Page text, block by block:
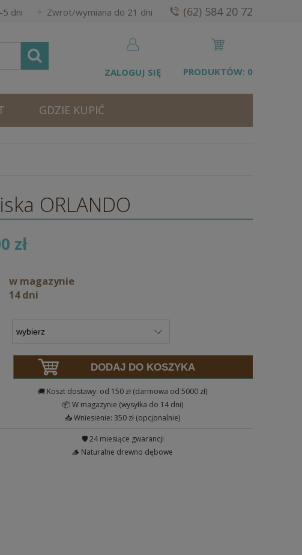
dni Zwrot/wymiana do 21 dni (62) 584 20 72
PRODUKTÓW: 0
ZALOGUJ SIĘ
GDZIE KUPIĆ
ORLANDO
zł
w magazynie
14 dni
DODAJ DO KOSZYKA
🚚 Koszt dostawy: od 150 zł (darmowa od 5000 zł)
📦 W magazynie (wysyłka do 14 dni)
📥 Wniesienie: 350 zł (opcjonalnie)
🛡️ 24 miesiące gwarancji
🪵 Naturalne drewno dębowe